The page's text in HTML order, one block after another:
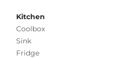
Kitchen
Coolbox
Sink
Fridge